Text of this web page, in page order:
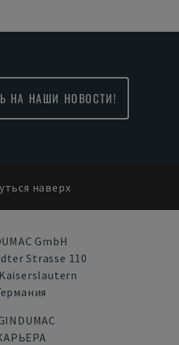
НА НАШИ НОВОСТИ!
наверх
GmbH
Strasse 110